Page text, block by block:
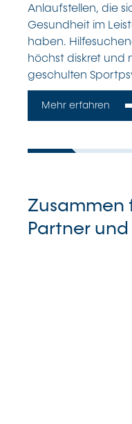
Anlaufstellen, die
Gesundheit im
haben.
höchst diskret und
geschulten
Mehr erfahren
Zusammen
Partner